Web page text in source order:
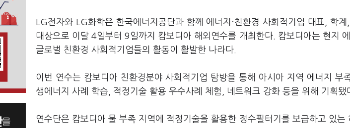
LG전자와 LG화학은 한국에너지공단과 함께 에너지·친환경 사회적기업 대표, 학
대상으로 이달 4일부터 9일까지 캄보디아 해외연수를 개최한다. 캄보디아는 현지
글로벌 친환경 사회적기업들의 활동이 활발한 나라다.
이번 연수는 캄보디아 친환경분야 사회적기업 탐방을 통해 아시아 지역 에너지 부
생에너지 사례 학습, 적정기술 활용 우수사례 체험, 네트워크 강화 등을 위해 기획됐
연수단은 캄보디아 물 부족 지역에 적정기술을 활용한 정수필터기를 보급하고 있는